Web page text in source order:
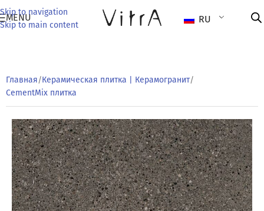
Skip to navigation
Skip to main content
MENU RU
Главная/Керамическая плитка | Керамогранит/
CementMix плитка